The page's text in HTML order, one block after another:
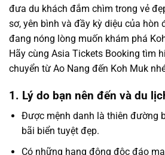
đưa du khách đắm chìm trong vẻ
sơ, yên bình và đầy kỳ diệu của hòn
đang nóng lòng muốn khám phá
Hãy cùng Asia Tickets Booking tìm
chuyển từ Ao Nang đến Koh Muk
1. Lý do bạn nên đến và du
Được mệnh danh là thiên đường
bãi biển tuyệt đẹp.
Có những hang động độc đáo